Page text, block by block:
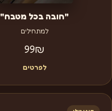
"חובה בכל מטבח"
למתחילים
99₪
לפרטים